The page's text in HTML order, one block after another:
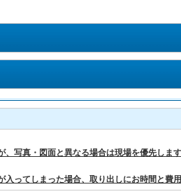
、写真・図面と異なる場合は現場を優先しま
入ってしまった場合、取り出しにお時間と費